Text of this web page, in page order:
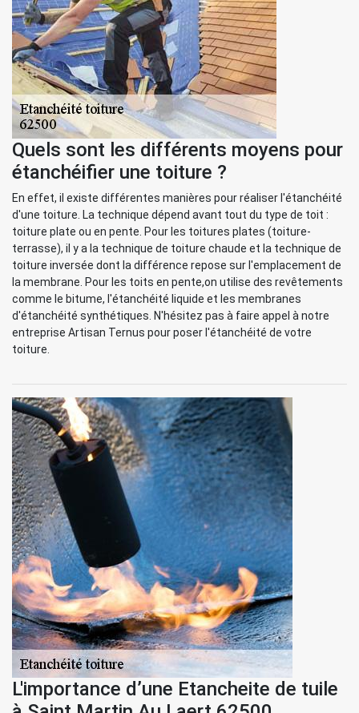
Quels sont les différents moyens pour
étanchéifier une toiture ?
En effet, il existe différentes manières pour réaliser l'étanchéité
d'une toiture. La technique dépend avant tout du type de toit :
toiture plate ou en pente. Pour les toitures plates (toiture-
terrasse), il y a la technique de toiture chaude et la technique de
toiture inversée dont la différence repose sur l'emplacement de
la membrane. Pour les toits en pente,on utilise des revêtements
comme le bitume, l'étanchéité liquide et les membranes
d'étanchéité synthétiques. N'hésitez pas à faire appel à notre
entreprise Artisan Ternus pour poser l'étanchéité de votre
toiture.
L'importance d’une Etancheite de tuile